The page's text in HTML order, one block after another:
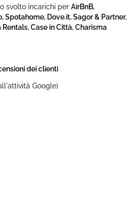
svolto incarichi perAirBnB,
Spotahome, Dove.it, Sagor & Partner,
Case in Città, Charisma
dei clienti
Google)